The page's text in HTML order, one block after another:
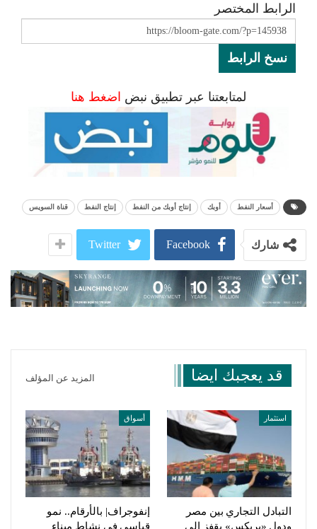
الرابط المختصر
نسخ الرابط
لمتابعتنا عبر تطبيق نبض اضغط هنا
أسعار النفط أوبك إنتاج أوبك من النفط إنتاج النفط قناة السويس
شارك Facebook
Twitter
قد يعجبك ايضا المزيد عن المؤلف
استثمار
التبادل التجاري بين مصر
ودول «بريكس» يقفز إلى
أسواق
إنفوجراف| بالأرقام.. نمو
قياسي في نشاط ميناء